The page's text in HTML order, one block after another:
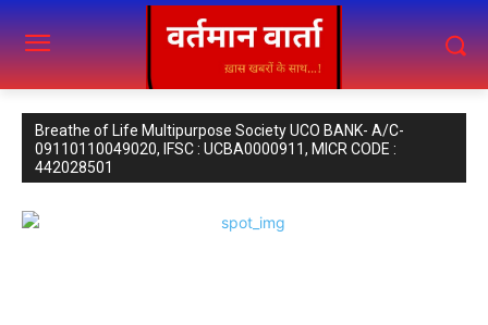
Breathe of Life Multipurpose Society UCO BANK- A/C-
09110110049020, IFSC : UCBA0000911, MICR CODE :
442028501